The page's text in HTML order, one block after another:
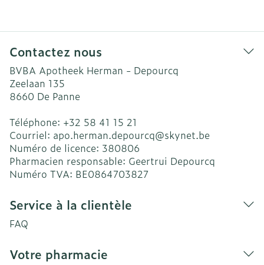
Contactez nous
BVBA Apotheek Herman - Depourcq
Zeelaan 135
8660 De Panne
Téléphone: +32 58 41 15 21
Courriel: apo.herman.depourcq@skynet.be
Numéro de licence: 380806
Pharmacien responsable: Geertrui Depourcq
Numéro TVA: BE0864703827
Service à la clientèle
FAQ
Votre pharmacie